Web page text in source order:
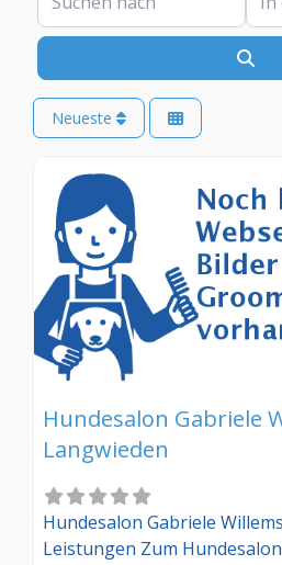
Neueste
Hundesalon Gabriele
Langwieden
Hundesalon Gabriele
Leistungen Zum